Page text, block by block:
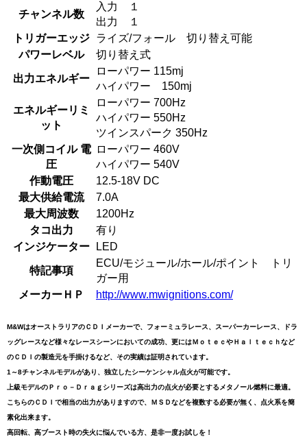
チャンネル数
入力 １
出力 １
トリガーエッジ
ライズ/フォール 切り替え可能
パワーレベル
切り替え式
出力エネルギー
ローパワー 115mj
ハイパワー 150mj
エネルギーリミ
ット
ローパワー 700Hz
ハイパワー 550Hz
ツインスパーク 350Hz
一次側コイル 電
圧
ローパワー 460V
ハイパワー 540V
作動電圧
12.5-18V DC
最大供給電流
7.0A
最大周波数
1200Hz
タコ出力
有り
インジケーター
LED
特記事項
ECU/モジュール/ホール/ポイント トリ
ガー用
メーカーＨＰ
http://www.mwignitions.com/
M&WはオーストラリアのＣＤＩメーカーで、フォーミュラレース、スーパーカーレース、ドラ
ッグレースなど様々なレースシーンにおいての成功、更にはＭｏｔｅｃやＨａｌｔｅｃｈなど
のＣＤＩの製造元を手掛けるなど、その実績は証明されています。
1～8チャンネルモデルがあり、独立したシーケンシャル点火が可能です。
上級モデルのＰｒｏ－Ｄｒａｇシリーズは高出力の点火が必要とするメタノール燃料に最適。
こちらのＣＤＩで相当の出力がありますので、ＭＳＤなどを複数する必要が無く、点火系を簡
素化出来ます。
高回転、高ブースト時の失火に悩んでいる方、是非一度お試しを！